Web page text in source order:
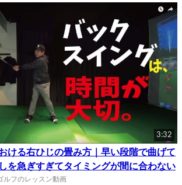
3:32
ける右ひじの畳み方｜早い段階で曲げて
を急ぎすぎてタイミングが間に合わない
ルフのレッスン動画